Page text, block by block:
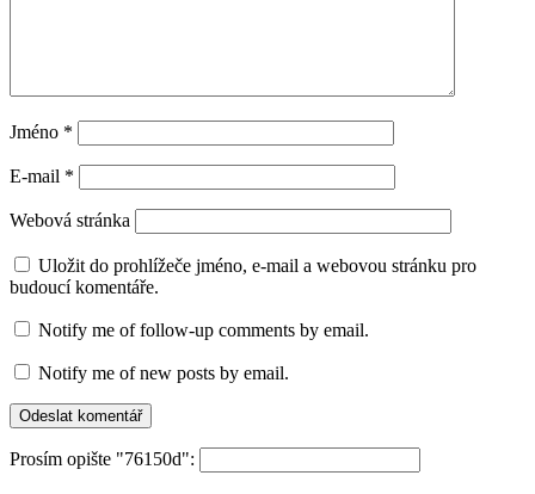
Jméno *
E-mail *
Webová stránka
Uložit do prohlížeče jméno, e-mail a webovou stránku pro
budoucí komentáře.
Notify me of follow-up comments by email.
Notify me of new posts by email.
Prosím opište "76150d":